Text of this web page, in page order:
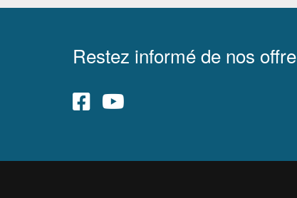
Restez informé de nos